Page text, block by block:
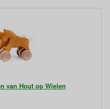
van Hout op Wielen